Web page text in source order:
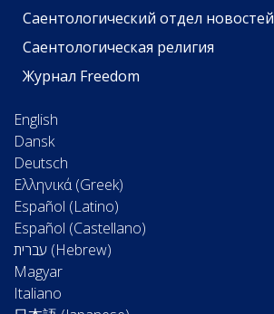
Саентологический отдел новостей
Саентологическая религия
Журнал Freedom
English
Dansk
Deutsch
Ελληνικά (Greek)
Español (Latino)
Español (Castellano)
Magyar
Italiano